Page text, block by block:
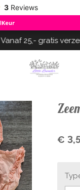
3 Reviews
Vanaf 25,- gratis
€